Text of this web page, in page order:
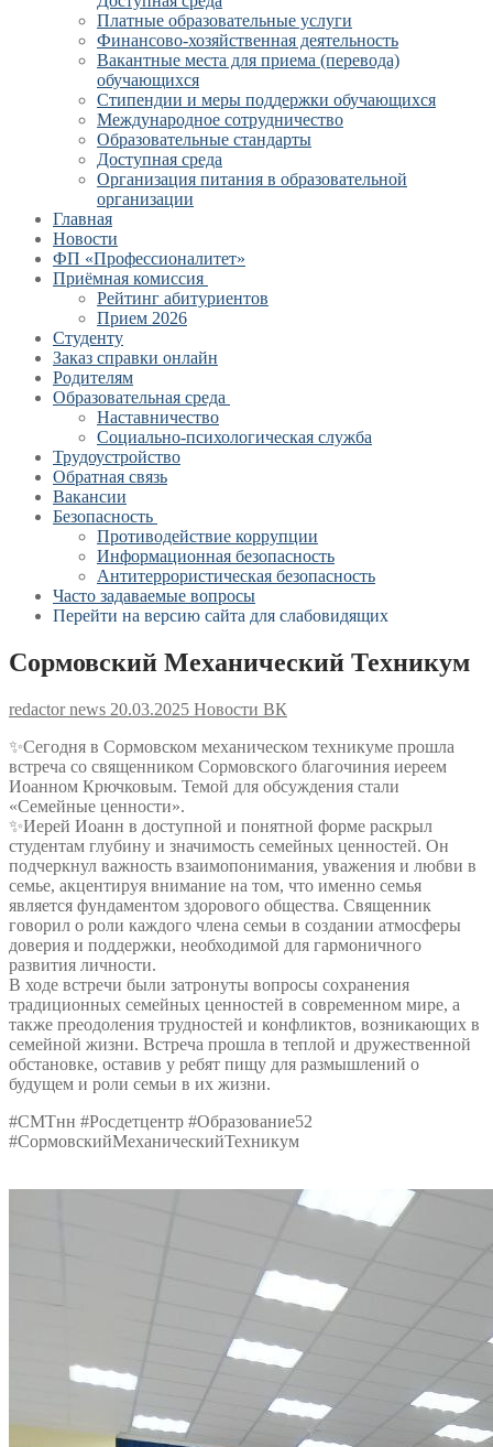
Платные образовательные услуги
Финансово-хозяйственная деятельность
Вакантные места для приема (перевода)
обучающихся
Стипендии и меры поддержки обучающихся
Международное сотрудничество
Образовательные стандарты
Доступная среда
Организация питания в образовательной
организации
Главная
Новости
ФП «Профессионалитет»
Приёмная комиссия
Рейтинг абитуриентов
Прием 2026
Студенту
Заказ справки онлайн
Родителям
Образовательная среда
Наставничество
Социально-психологическая служба
Трудоустройство
Обратная связь
Вакансии
Безопасность
Противодействие коррупции
Информационная безопасность
Антитеррористическая безопасность
Часто задаваемые вопросы
Перейти на версию сайта для слабовидящих
Сормовский Механический Техникум
redactor news 20.03.2025 Новости ВК
✨Сегодня в Сормовском механическом техникуме прошла
встреча со священником Сормовского благочиния иереем
Иоанном Крючковым. Темой для обсуждения стали
«Семейные ценности».
✨Иерей Иоанн в доступной и понятной форме раскрыл
студентам глубину и значимость семейных ценностей. Он
подчеркнул важность взаимопонимания, уважения и любви в
семье, акцентируя внимание на том, что именно семья
является фундаментом здорового общества. Священник
говорил о роли каждого члена семьи в создании атмосферы
доверия и поддержки, необходимой для гармоничного
развития личности.
В ходе встречи были затронуты вопросы сохранения
традиционных семейных ценностей в современном мире, а
также преодоления трудностей и конфликтов, возникающих в
семейной жизни. Встреча прошла в теплой и дружественной
обстановке, оставив у ребят пищу для размышлений о
будущем и роли семьи в их жизни.
#СМТнн #Росдетцентр #Образование52
#СормовскийМеханическийТехникум